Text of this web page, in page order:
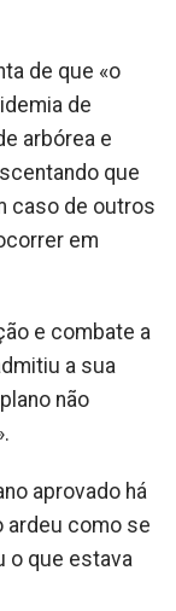
de que «o
de
arbórea e
que
caso de outros
em
e combate a
a sua
não
aprovado há
ardeu como se
o que estava